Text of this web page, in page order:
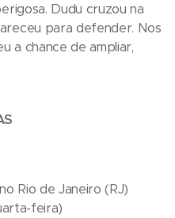
Dudu cruzou na
para defender. Nos
a chance de ampliar,
Rio de Janeiro (RJ)
feira)